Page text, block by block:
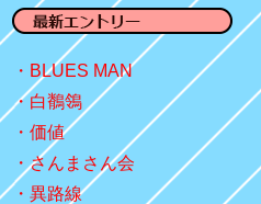
BLUES MAN
白鶺鴒
価値
さんまさん会
異路線